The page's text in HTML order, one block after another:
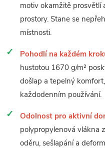
motiv okamžitě prosvětlí
prostory. Stane se
místnosti.
Pohodlí na každém
hustotou 1670 g/m²
došlap a tepelný
každodenním používání.
Odolnost pro aktivní
polypropylenová vlákna
oděru, sešlapání a